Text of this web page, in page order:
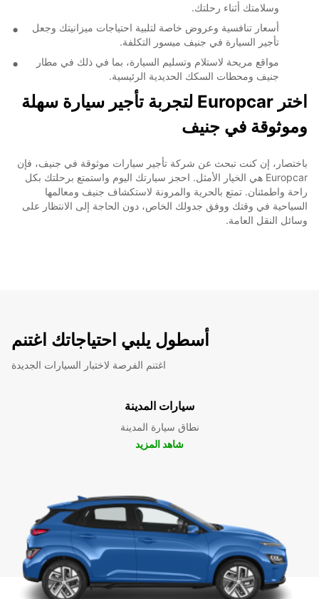
وسلامتك أثناء رحلتك.
أسعار تنافسية وعروض خاصة لتلبية احتياجات ميزانيتك وجعل
تأجير السيارة في جنيف ميسور التكلفة.
مواقع مريحة لاستلام وتسليم السيارة، بما في ذلك في مطار
جنيف ومحطات السكك الحديدية الرئيسية.
اختر Europcar لتجربة تأجير سيارة سهلة
وموثوقة في جنيف
باختصار، إن كنت تبحث عن شركة تأجير سيارات موثوقة في جنيف، فإن
Europcar هي الخيار الأمثل. احجز سيارتك اليوم واستمتع برحلتك بكل
راحة واطمئنان. تمتع بالحرية والمرونة لاستكشاف جنيف ومعالمها
السياحية في وقتك ووفق جدولك الخاص، دون الحاجة إلى الانتظار على
وسائل النقل العامة.
أسطول يلبي احتياجاتك اغتنم
اغتنم الفرصة لاختبار السيارات الجديدة
سيارات المدينة
نطاق سيارة المدينة
شاهد المزيد